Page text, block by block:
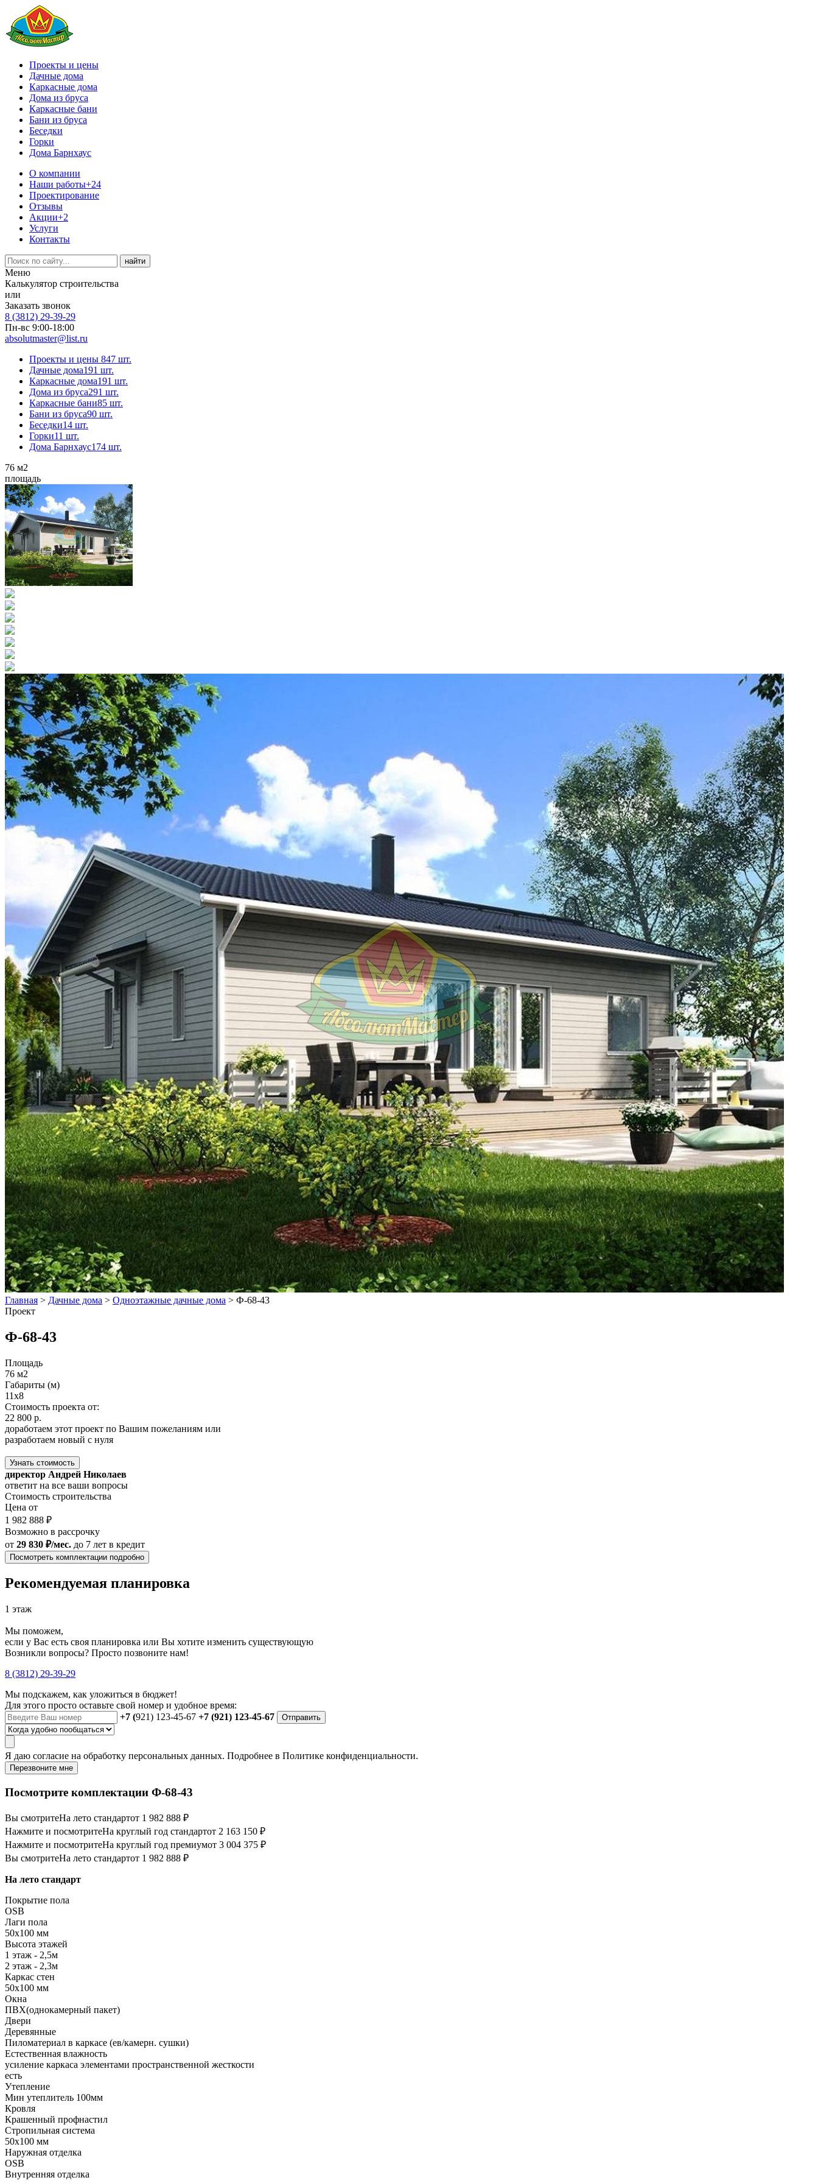
Проекты и цены
Дачные дома
Каркасные дома
Дома из бруса
Каркасные бани
Бани из бруса
Беседки
Горки
Дома Барнхаус
О компании
Наши работы+24
Проектирование
Отзывы
Акции+2
Услуги
Контакты
Меню
Калькулятор строительства
или
Заказать звонок
8 (3812) 29-39-29
Пн-вс 9:00-18:00
absolutmaster@list.ru
Проекты и цены 847 шт.
Дачные дома191 шт.
Каркасные дома191 шт.
Дома из бруса291 шт.
Каркасные бани85 шт.
Бани из бруса90 шт.
Беседки14 шт.
Горки11 шт.
Дома Барнхаус174 шт.
76 м2
площадь
Главная > Дачные дома > Одноэтажные дачные дома > Ф-68-43
Проект
Ф-68-43
Площадь
76 м2
Габариты (м)
11x8
Стоимость проекта от:
22 800 р.
доработаем этот проект по Вашим пожеланиям или
разработаем новый с нуля
Узнать стоимость
директор Андрей Николаев
ответит на все ваши вопросы
Стоимость строительства
Цена от
1 982 888 ₽
Возможно в рассрочку
от 29 830 ₽/мес. до 7 лет в кредит
Посмотреть комплектации подробно
Рекомендуемая планировка
1 этаж
Мы поможем,
если у Вас есть своя планировка или Вы хотите изменить существующую
Возникли вопросы? Просто позвоните нам!
8 (3812) 29-39-29
Мы подскажем, как уложиться в бюджет!
Для этого просто оставьте свой номер и удобное время:
+7 (921) 123-45-67 +7 (921) 123-45-67 Отправить
Я даю согласие на обработку персональных данных. Подробнее в Политике конфиденциальности.
Перезвоните мне
Посмотрите комплектации Ф-68-43
Вы смотритеНа лето стандартот 1 982 888 ₽
Нажмите и посмотритеНа круглый год стандартот 2 163 150 ₽
Нажмите и посмотритеНа круглый год премиумот 3 004 375 ₽
Вы смотритеНа лето стандартот 1 982 888 ₽
На лето стандарт
Покрытие пола
OSB
Лаги пола
50х100 мм
Высота этажей
1 этаж - 2,5м
2 этаж - 2,3м
Каркас стен
50х100 мм
Окна
ПВХ(однокамерный пакет)
Двери
Деревянные
Пиломатериал в каркасе (ев/камерн. сушки)
Естественная влажность
усиление каркаса элементами пространственной жесткости
есть
Утепление
Мин утеплитель 100мм
Кровля
Крашенный профнастил
Стропильная система
50х100 мм
Наружная отделка
OSB
Внутренняя отделка